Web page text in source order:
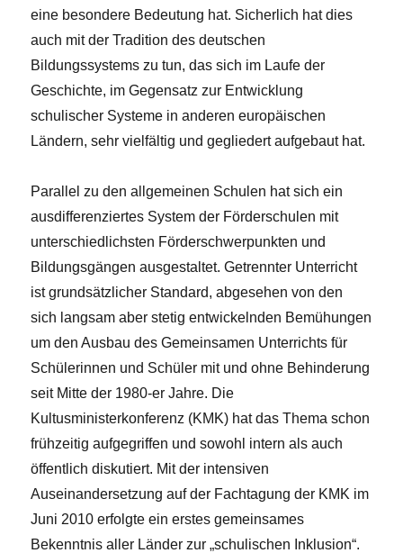
eine besondere Bedeutung hat. Sicherlich hat dies
auch mit der Tradition des deutschen
Bildungssystems zu tun, das sich im Laufe der
Geschichte, im Gegensatz zur Entwicklung
schulischer Systeme in anderen europäischen
Ländern, sehr vielfältig und gegliedert aufgebaut hat.
Parallel zu den allgemeinen Schulen hat sich ein
ausdifferenziertes System der Förderschulen mit
unterschiedlichsten Förderschwerpunkten und
Bildungsgängen ausgestaltet. Getrennter Unterricht
ist grundsätzlicher Standard, abgesehen von den
sich langsam aber stetig entwickelnden Bemühungen
um den Ausbau des Gemeinsamen Unterrichts für
Schülerinnen und Schüler mit und ohne Behinderung
seit Mitte der 1980-er Jahre. Die
Kultusministerkonferenz (KMK) hat das Thema schon
frühzeitig aufgegriffen und sowohl intern als auch
öffentlich diskutiert. Mit der intensiven
Auseinandersetzung auf der Fachtagung der KMK im
Juni 2010 erfolgte ein erstes gemeinsames
Bekenntnis aller Länder zur „schulischen Inklusion“.